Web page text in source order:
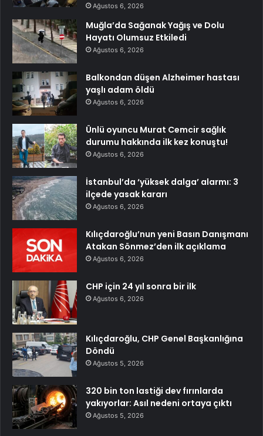
Ağustos 6, 2026
Muğla’da Sağanak Yağış ve Dolu
Hayatı Olumsuz Etkiledi
Ağustos 6, 2026
Balkondan düşen Alzheimer hastası
yaşlı adam öldü
Ağustos 6, 2026
Ünlü oyuncu Murat Cemcir sağlık
durumu hakkında ilk kez konuştu!
Ağustos 6, 2026
İstanbul’da ‘yüksek dalga’ alarmı: 3
ilçede yasak kararı
Ağustos 6, 2026
Kılıçdaroğlu’nun yeni Basın Danışmanı
Atakan Sönmez’den ilk açıklama
Ağustos 6, 2026
CHP için 24 yıl sonra bir ilk
Ağustos 6, 2026
Kılıçdaroğlu, CHP Genel Başkanlığına
Döndü
Ağustos 5, 2026
320 bin ton lastiği dev fırınlarda
yakıyorlar: Asıl nedeni ortaya çıktı
Ağustos 5, 2026